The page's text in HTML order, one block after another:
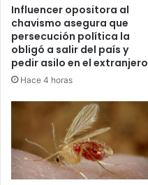
Influencer opositora al
chavismo asegura que
persecución política la
obligó a salir del país y
pedir asilo en el extranjero
Hace 4 horas